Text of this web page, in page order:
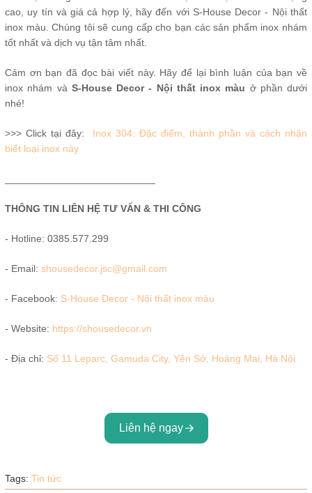
cao, uy tín và giá cả hợp lý, hãy đến với S-House Decor - Nội thất
inox màu. Chúng tôi sẽ cung cấp cho bạn các sản phẩm inox nhám
tốt nhất và dịch vụ tận tâm nhất.
Cảm ơn bạn đã đọc bài viết này. Hãy để lại bình luận của bạn về
inox nhám và S-House Decor - Nội thất inox màu ở phần dưới
nhé!
>>> Click tại đây:
Inox 304: Đặc điểm, thành phần và cách nhận
biết loại inox này
THÔNG TIN LIÊN HỆ TƯ VẤN & THI CÔNG
- Hotline: 0385.577.299
- Email: shousedecor.jsc@gmail.com
- Facebook: S-House Decor - Nội thất inox màu
- Website: https://shousedecor.vn
- Địa chỉ: Số 11 Leparc, Gamuda City, Yên Sở, Hoàng Mai, Hà Nội
Liên hệ ngay
Tags: Tin tức